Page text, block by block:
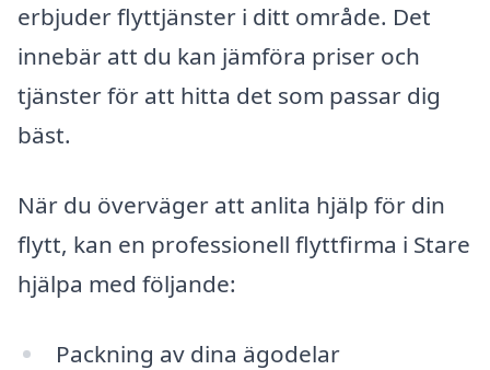
erbjuder flyttjänster i ditt område. Det
innebär att du kan jämföra priser och
tjänster för att hitta det som passar dig
bäst.
När du överväger att anlita hjälp för din
flytt, kan en professionell flyttfirma i Stare
hjälpa med följande:
Packning av dina ägodelar